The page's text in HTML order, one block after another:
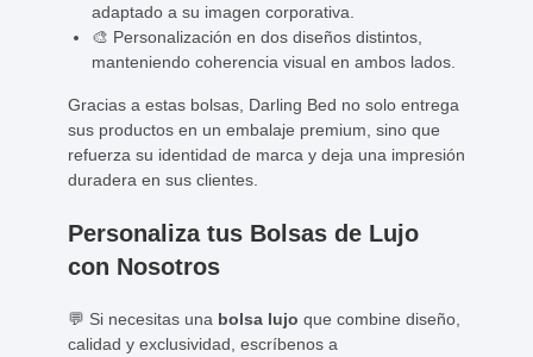
adaptado a su imagen corporativa.
🎨 Personalización en dos diseños distintos,
manteniendo coherencia visual en ambos lados.
Gracias a estas bolsas, Darling Bed no solo entrega
sus productos en un embalaje premium, sino que
refuerza su identidad de marca y deja una impresión
duradera en sus clientes.
Personaliza tus Bolsas de Lujo
con Nosotros
💬 Si necesitas una bolsa lujo que combine diseño,
calidad y exclusividad, escríbenos a